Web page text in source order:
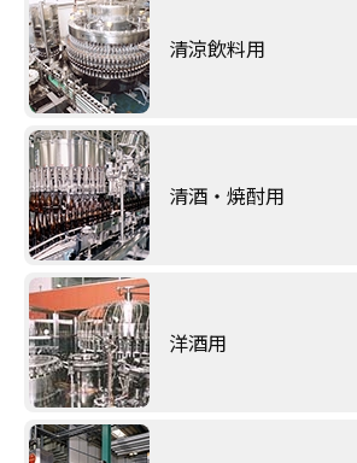
清涼飲料用
清酒・焼酎用
洋酒用